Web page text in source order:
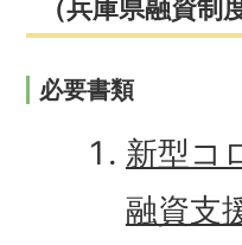
（兵庫県融資制
必要書類
新型コ
融資支